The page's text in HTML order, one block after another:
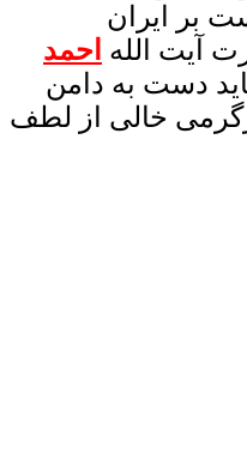
است بر ایران
آیت الله احمد
دست به دامن
خالی از لطف